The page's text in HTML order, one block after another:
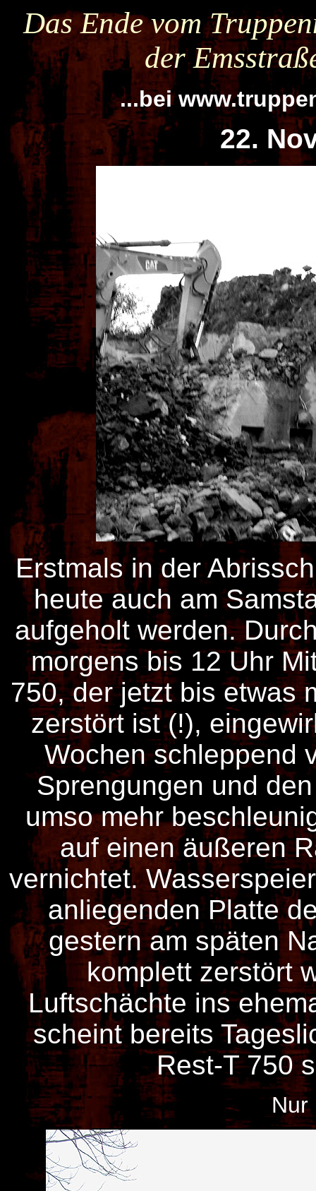
Das Ende vom
der
...bei
22.
Erstmals in der
heute auch am
aufgeholt werden.
morgens bis 12 Uhr
750, der jetzt bis etwas
zerstört ist (!),
Wochen schleppend
Sprengungen und
umso mehr
auf einen äußeren
vernichtet.
anliegenden Platte
gestern am späten
komplett zerstört
Luftschächte ins
scheint bereits
Rest-T 750
Nur